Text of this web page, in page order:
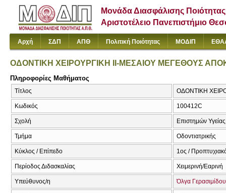
Μονάδα Διασφάλισης Ποιότητας
Αριστοτέλειο Πανεπιστήμιο
Αρχή ΣΔΠ ΑΠΘ Πολιτική Ποιότητας ΜΟΔΙΠ
ΟΔΟΝΤΙΚΗ ΧΕΙΡΟΥΡΓΙΚΗ ΙΙ-ΜΕΣΑΙΟΥ ΜΕΓΕΘΟΥΣ
Πληροφορίες Μαθήματος
Τίτλος ΟΔΟΝΤΙΚΗ
Κωδικός 100412C
Σχολή Επιστημών Υγείας
Τμήμα Οδοντιατρικής
Κύκλος / Επίπεδο 1ος /
Περίοδος Διδασκαλίας Χειμερινή/Εαρινή
Υπεύθυνος/η Όλγα Γερασιμίδου